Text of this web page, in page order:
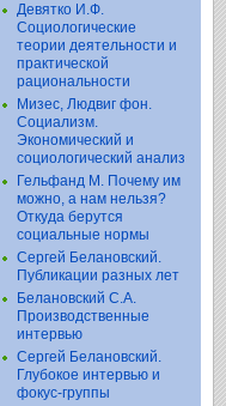
Девятко И.Ф.
Социологические
теории деятельности и
практической
рациональности
Мизес, Людвиг фон.
Социализм.
Экономический и
социологический анализ
Гельфанд М. Почему им
можно, а нам нельзя?
Откуда берутся
социальные нормы
Сергей Белановский.
Публикации разных лет
Белановский С.А.
Производственные
интервью
Сергей Белановский.
Глубокое интервью и
фокус-группы